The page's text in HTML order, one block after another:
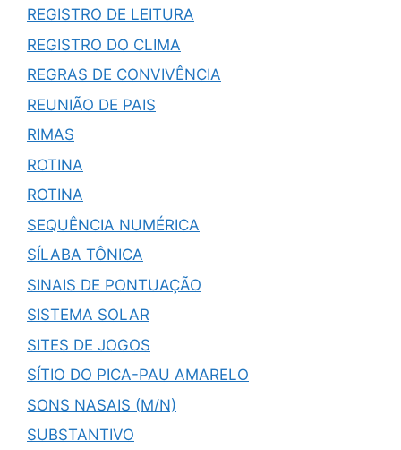
REGISTRO DE LEITURA
REGISTRO DO CLIMA
REGRAS DE CONVIVÊNCIA
REUNIÃO DE PAIS
RIMAS
ROTINA
ROTINA
SEQUÊNCIA NUMÉRICA
SÍLABA TÔNICA
SINAIS DE PONTUAÇÃO
SISTEMA SOLAR
SITES DE JOGOS
SÍTIO DO PICA-PAU AMARELO
SONS NASAIS (M/N)
SUBSTANTIVO